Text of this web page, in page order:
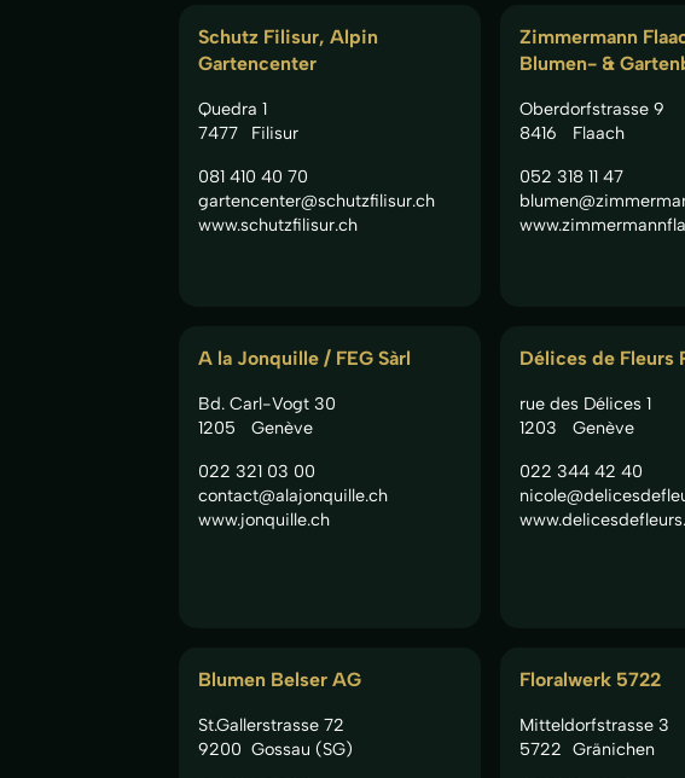
Schutz Filisur, Alpin
Gartencenter
Quedra 1
7477
Filisur
081 410 40 70
gartencenter@schutzfilisur.ch
www.schutzfilisur.ch
Zimmermann
Blumen- &
Oberdorfstrasse 9
8416
Flaach
052 318 11 47
A la Jonquille / FEG Sàrl
Bd. Carl-Vogt 30
1205
Genève
022 321 03 00
contact@alajonquille.ch
www.jonquille.ch
Délices de Fleurs
rue des Délices 1
1203
Genève
022 344 42 40
Blumen Belser AG
St.Gallerstrasse 72
9200 Gossau (SG)
Floralwerk 5722
Mitteldorfstrasse 3
5722 Gränichen